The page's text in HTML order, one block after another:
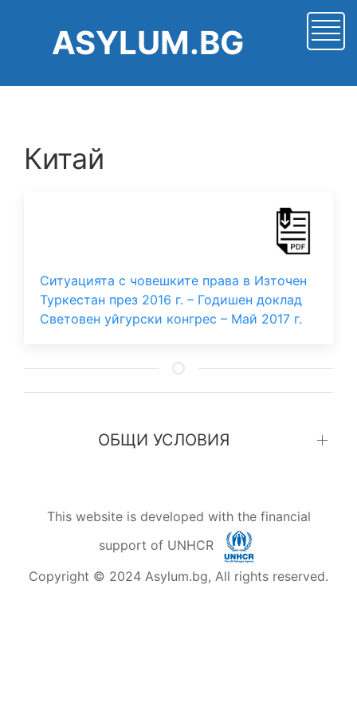
основнотоASYLUM.BG
Китай
Ситуацията с човешките права в Източен
Туркестан през 2016 г. – Годишен доклад
Световен уйгурски конгрес – Май 2017 г.
ОБЩИ УСЛОВИЯ
This website is developed with the financial
support of UNHCR
Copyright © 2024 Asylum.bg, All rights reserved.